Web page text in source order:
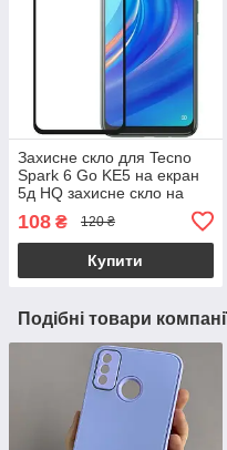
Захисне скло для Tecno
Spark 6 Go KE5 на екран
5д HQ захисне скло на
телефон техно спарк 6 го
чорне HQG
108 ₴ 120 ₴
Купити
Подібні товари